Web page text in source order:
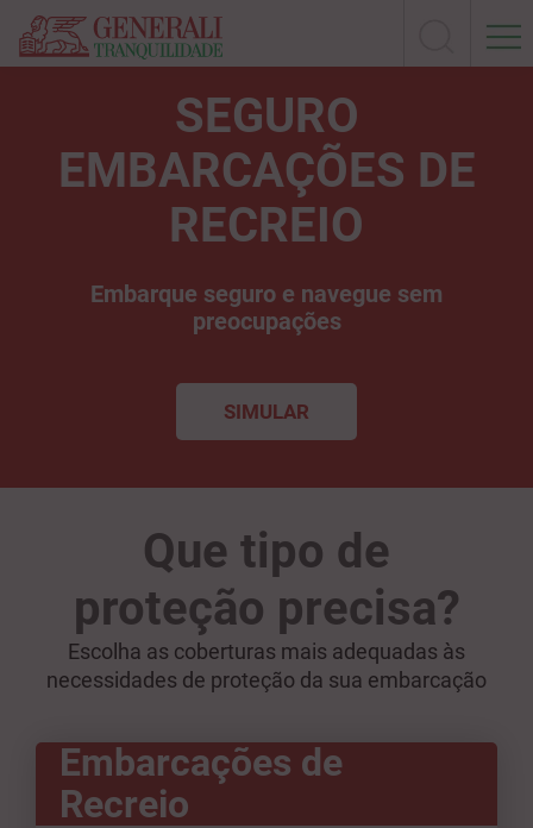
SEGURO
EMBARCAÇÕES DE
RECREIO
Embarque seguro e navegue sem
preocupações
SIMULAR
Que tipo de
proteção precisa?
Escolha as coberturas mais adequadas às
necessidades de proteção da sua embarcação
Embarcações de
Recreio